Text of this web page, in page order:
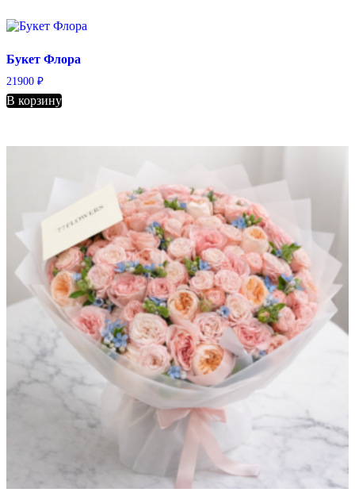
Букет Флора
21900 ₽
В корзину